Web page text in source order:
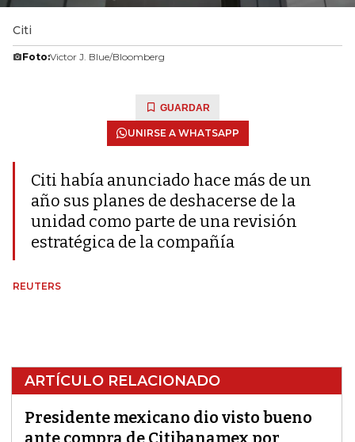
Citi
Foto:Victor J. Blue/Bloomberg
GUARDAR
UNIRSE A WHATSAPP
Citi había anunciado hace más de un
año sus planes de deshacerse de la
unidad como parte de una revisión
estratégica de la compañía
REUTERS
ARTÍCULO RELACIONADO
Presidente mexicano dio visto bueno
ante compra de Citibanamex por